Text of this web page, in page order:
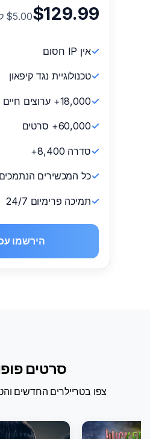
$129.99$5.00 לחודש
אין IP חסום
טכנולוגיית נגד קיפאון
18,000+ ערוצים חיים
60,000+ סרטים
סדרה 8,400+
כל המכשירים הנתמכים
תמיכה פרימיום 24/7
הירשמו
סרטים
צפו בטריילרים החדשים